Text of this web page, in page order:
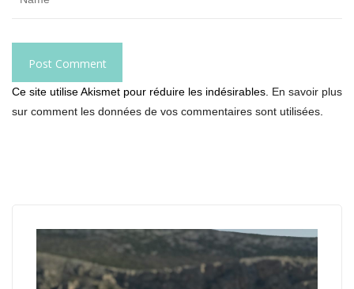
Ce site utilise Akismet pour réduire les indésirables. En savoir plus
sur comment les données de vos commentaires sont utilisées